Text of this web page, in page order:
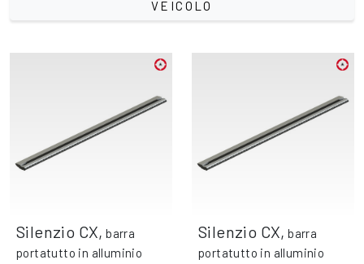
VEICOLO
Silenzio CX, barra
portatutto in alluminio
Silenzio CX, barra
portatutto in alluminio